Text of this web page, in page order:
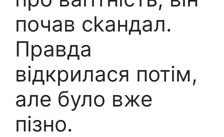
почав сkандал.
Правда
відкрилася потім,
але було вже
пізно.